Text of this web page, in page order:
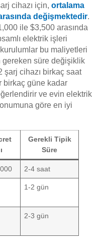
cihazı için, ortalama
değişmektedir.
ile $3,500 arasında
elektrik işleri
bu maliyetleri
gereken süre değişiklik
şarj cihazı birkaç saat
birkaç güne kadar
ve evin elektrik
göre en iyi
Gerekli Tipik
Süre
2-4 saat
1-2 gün
2-3 gün